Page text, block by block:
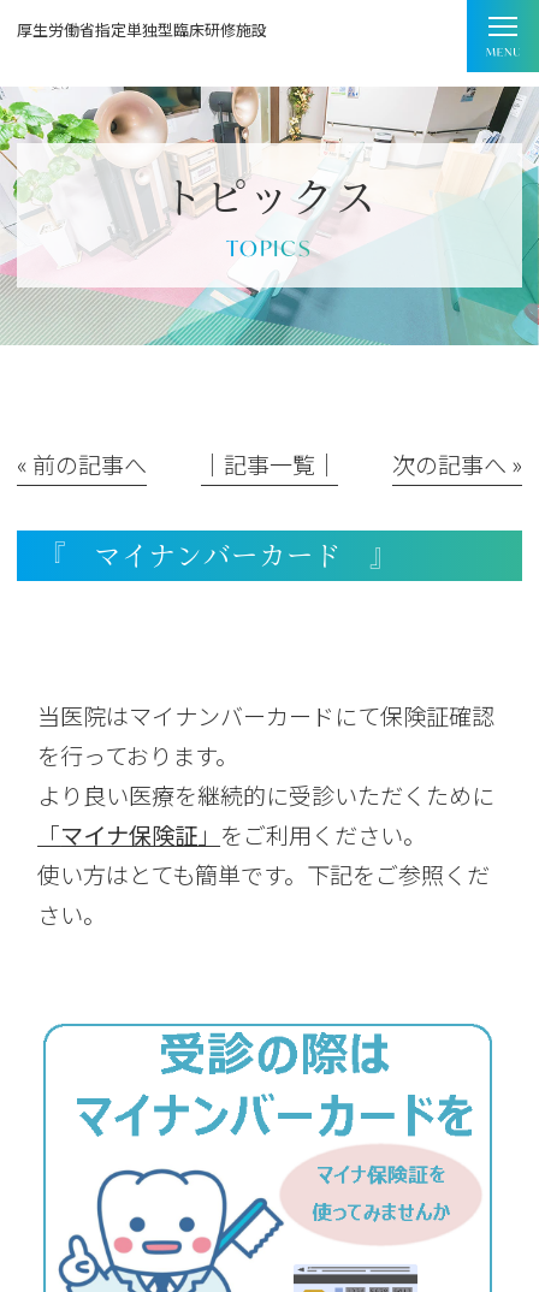
厚生労働省指定単独型臨床研修施設
トピックス
TOPICS
« 前の記事へ │記事一覧│ 次の記事へ »
『 マイナンバーカード 』
当医院はマイナンバーカードにて保険証確認
を行っております。
より良い医療を継続的に受診いただくために
「マイナ保険証 」 をご利用ください。
使い方はとても簡単です。下記をご参照くだ
さい。